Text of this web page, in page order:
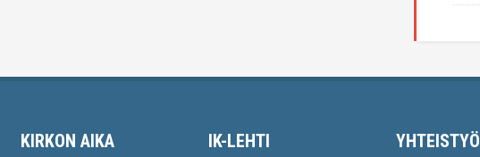
KIRKON AIKA IK-LEHTI YHTEISTYÖ